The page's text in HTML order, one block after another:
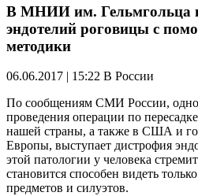
В МНИИ им. Гельмгольца
эндотелий роговицы с
методики
06.06.2017 | 15:22 В России
По сообщениям СМИ России,
проведения операции по
нашей страны, а также в США и
Европы, выступает дистрофия
этой патологии у человека
становится способен видеть
предметов и силуэтов.